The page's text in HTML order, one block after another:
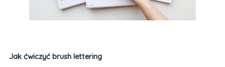
Jak ćwiczyć brush lettering